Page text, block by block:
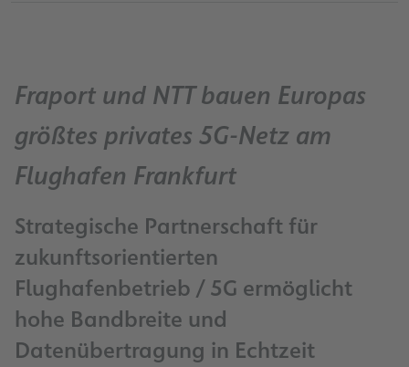
Fraport und NTT bauen Europas
größtes privates 5G-Netz am
Flughafen Frankfurt
Strategische Partnerschaft für
zukunftsorientierten
Flughafenbetrieb / 5G ermöglicht
hohe Bandbreite und
Datenübertragung in Echtzeit